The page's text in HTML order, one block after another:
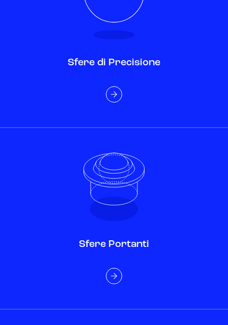
Sfere di Precisione
Sfere Portanti